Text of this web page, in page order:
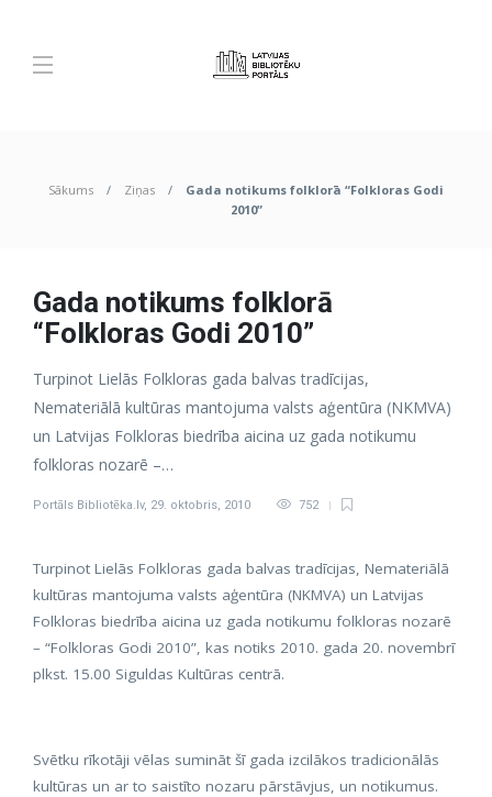
Sākums Ziņas
Gada notikums folklorā “Folkloras Godi
2010”
Gada notikums folklorā
“Folkloras Godi 2010”
Turpinot Lielās Folkloras gada balvas tradīcijas,
Nemateriālā kultūras mantojuma valsts aģentūra (NKMVA)
un Latvijas Folkloras biedrība aicina uz gada notikumu
folkloras nozarē –…
Portāls Bibliotēka.lv, 29. oktobris, 2010 752
Turpinot Lielās Folkloras gada balvas tradīcijas, Nemateriālā
kultūras mantojuma valsts aģentūra (NKMVA) un Latvijas
Folkloras biedrība aicina uz gada notikumu folkloras nozarē
– “Folkloras Godi 2010”, kas notiks 2010. gada 20. novembrī
plkst. 15.00 Siguldas Kultūras centrā.
Svētku rīkotāji vēlas sumināt šī gada izcilākos tradicionālās
kultūras un ar to saistīto nozaru pārstāvjus, un notikumus.